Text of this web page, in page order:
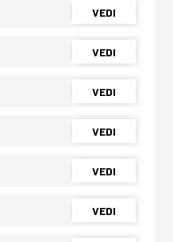
VEDI
VEDI
VEDI
VEDI
VEDI
VEDI